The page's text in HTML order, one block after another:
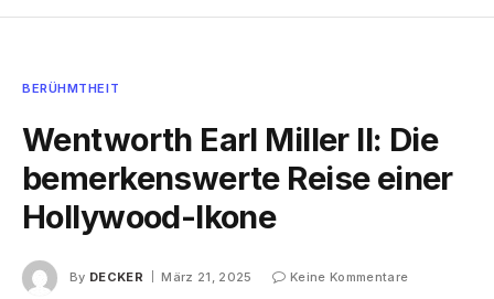
BERÜHMTHEIT
Wentworth Earl Miller II: Die
bemerkenswerte Reise einer
Hollywood-Ikone
By DECKER März 21, 2025
Keine Kommentare